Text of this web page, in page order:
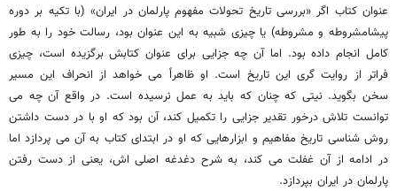
عنوان کتاب اگر «بررسی تاریخ تحولات مفهوم پارلمان در ایران» (با تکیه بر دوره
پیشامشروطه و مشروطه) یا چیزی شبیه به این عنوان بود، رسالت خود را به طور
کامل انجام داده بود. اما آن چه جزایی برای عنوان کتابش برگزیده است، چیزی
فراتر از روایت گری این تاریخ است. او ظاهراً می خواهد از انحراف این مسیر
سخن بگوید. نیتی که چنان که باید به عمل نرسیده است. در واقع آن چه می
توانست تلاش درخور تقدیر جزایی را تکمیل کند، آن بود که او با در دست داشتن
روش شناسی تاریخ مفاهیم و ابزارهایی که او در ابتدای کتاب به آن می پردازد اما
در ادامه از آن غفلت می کند، به شرح دغدغه اصلی اش، یعنی از دست رفتن
پارلمان در ایران بپردازد.